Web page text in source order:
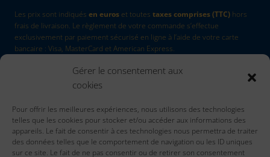
Gérer le consentement aux
cookies
Pour offrir les meilleures expériences, nous utilisons des technologies
telles que les cookies pour stocker et/ou accéder aux informations des
appareils. Le fait de consentir à ces technologies nous permettra de traiter
des données telles que le comportement de navigation ou les ID uniques
sur ce site. Le fait de ne pas consentir ou de retirer son consentement
Les prix sont indiqués en euros et toutes taxes comprises (TTC) hors
frais de livraison. Le règlement de votre commande s’effectue
exclusivement par paiement sécurisé en ligne à l’aide de votre carte
bancaire : Visa, MasterCard et American Express.
by Quadri7
Contactez nous
Accueil